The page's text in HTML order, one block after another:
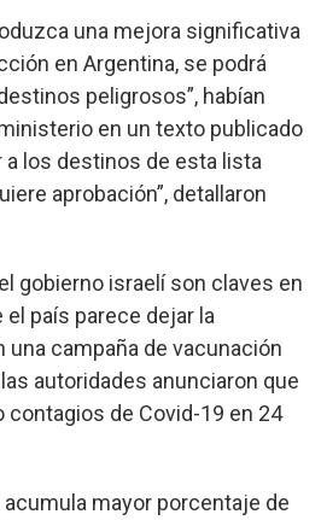
una mejora significativa
en Argentina, se podrá
peligrosos”, habían
en un texto publicado
a los destinos de esta lista
aprobación”, detallaron
gobierno israelí son claves en
país parece dejar la
una campaña de vacunación
autoridades anunciaron que
contagios de Covid-19 en 24
mayor porcentaje de